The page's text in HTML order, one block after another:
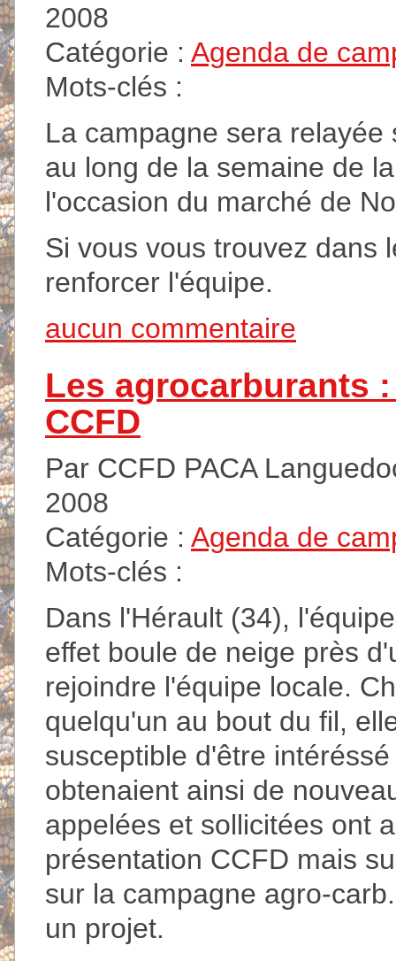
2008
Catégorie : Agenda de
Mots-clés :
La campagne sera
au long de la semaine de
l'occasion du marché de
Si vous vous trouvez dans
renforcer l'équipe.
aucun commentaire
Les agrocarburants
CCFD
Par CCFD PACA
2008
Catégorie : Agenda de
Mots-clés :
Dans l'Hérault (34),
effet boule de neige près
rejoindre l'équipe locale.
quelqu'un au bout du fil,
susceptible d'être
obtenaient ainsi de
appelées et sollicitées ont
présentation CCFD mais
sur la campagne agro-
un projet.